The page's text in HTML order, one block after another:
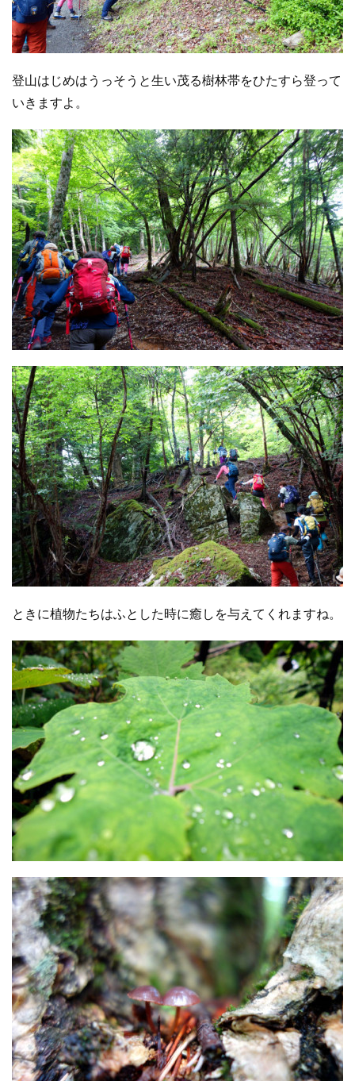
登山はじめはうっそうと生い茂る樹林帯をひたすら登って
いきますよ。
ときに植物たちはふとした時に癒しを与えてくれますね。